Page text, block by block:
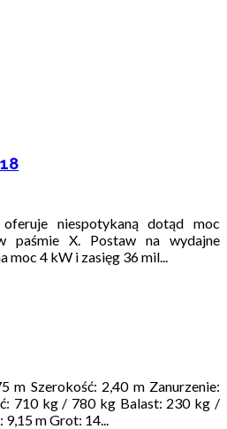
niespotykaną dotąd moc
paśmie X. Postaw na wydajne
moc 4 kW i zasięg 36 mil...
m Szerokość: 2,40 m Zanurzenie:
710 kg / 780 kg Balast: 230 kg /
m Grot: 14...